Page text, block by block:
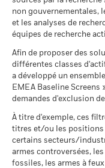
Indice
End of interactive chart.
2016
Rendement
GBP
Indice de
référence
comparateur
Défavorable
Ce
Intermédiaire
Ce
Favorable
Ce
Le scénario de tension
dans des situations de
MSCI - Armes à feu
au 30/juin/2026
MSCI - Tabac
au 30/juin/2026
MSCI - Contrevenants
Pacte mondial des
Unies
au 30/juin/2026
MSCI - Charbon
au 30/juin/2026
MSCI - Sables
au 30/juin/2026
BlackRock
-
Kingdom)
BlackRock
- France)
AGG (en)
AGG (fr)
non gouvernementales,
et les analyses de
équipes de recherche
Afin de proposer des
différentes classes
a développé un
EMEA Baseline Screens
demandes d'exclusion
À titre d'exemple, ces
titres et/ou les positions
certains secteurs/
armes controversées,
fossiles, les armes à